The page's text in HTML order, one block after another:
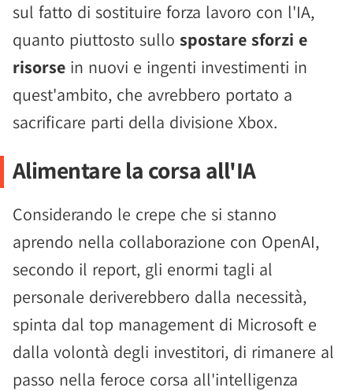
sul fatto di sostituire forza lavoro con l'IA,
quanto piuttosto sullo spostare sforzi e
risorse in nuovi e ingenti investimenti in
quest'ambito, che avrebbero portato a
sacrificare parti della divisione Xbox.
Alimentare la corsa all'IA
Considerando le crepe che si stanno
aprendo nella collaborazione con OpenAI,
secondo il report, gli enormi tagli al
personale deriverebbero dalla necessità,
spinta dal top management di Microsoft e
dalla volontà degli investitori, di rimanere al
passo nella feroce corsa all'intelligenza